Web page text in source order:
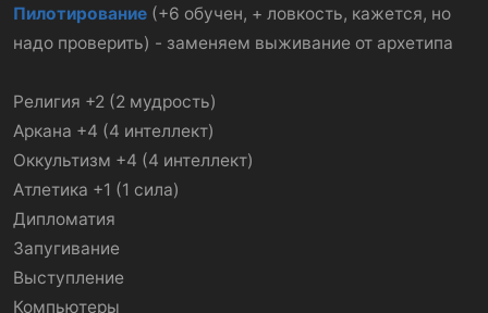
Пилотирование (+6 обучен, + ловкость, кажется, но
надо проверить) - заменяем выживание от архетипа
Религия +2 (2 мудрость)
Аркана +4 (4 интеллект)
Оккультизм +4 (4 интеллект)
Атлетика +1 (1 сила)
Дипломатия
Запугивание
Выступление
Компьютеры